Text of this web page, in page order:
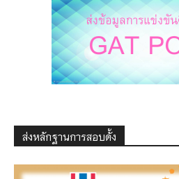
ส่งหลักฐานการสอบดั้ง